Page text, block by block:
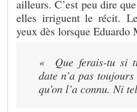
ailleurs. C’est peu dire
elles irriguent le récit.
yeux dès lorsque
« Que ferais-tu si
date n’a pas
qu’on l’a connu. Ni